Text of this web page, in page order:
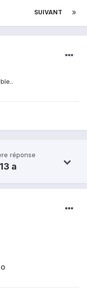
SUIVANT
réponse
13 a